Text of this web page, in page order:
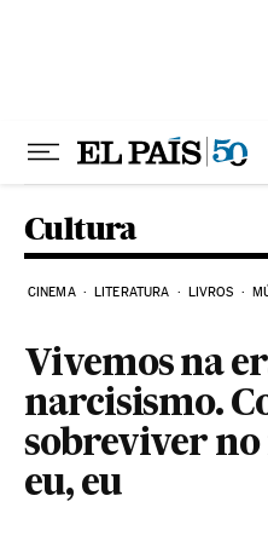
Cultura
CINEMA LITERATURA LIVROS
Vivemos na
narcisismo.
sobreviver no
eu, eu